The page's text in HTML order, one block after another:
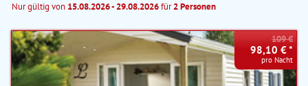
Nur gültig von 15.08.2026 - 29.08.2026für2 Personen
109 €
98,10 € *
pro Nacht